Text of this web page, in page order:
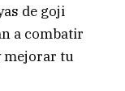
de goji
a combatir
mejorar tu